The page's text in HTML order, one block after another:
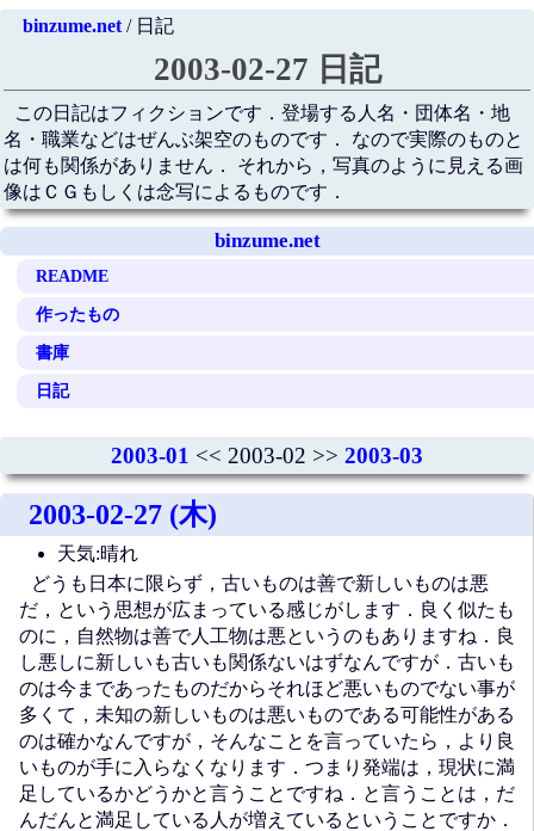
binzume.net/ 日記
2003-02-27 日記
この日記はフィクションです．登場する人名・団体名・地
名・職業などはぜんぶ架空のものです． なので実際のものと
は何も関係がありません． それから，写真のように見える画
像はＣＧもしくは念写によるものです．
binzume.net
README
作ったもの
書庫
日記
2003-01 << 2003-02 >> 2003-03
2003-02-27 (木)
天気:晴れ
どうも日本に限らず，古いものは善で新しいものは悪
だ，という思想が広まっている感じがします．良く似たも
のに，自然物は善で人工物は悪というのもありますね．良
し悪しに新しいも古いも関係ないはずなんですが．古いも
のは今まであったものだからそれほど悪いものでない事が
多くて，未知の新しいものは悪いものである可能性がある
のは確かなんですが，そんなことを言っていたら，より良
いものが手に入らなくなります．つまり発端は，現状に満
足しているかどうかと言うことですね．と言うことは，だ
んだんと満足している人が増えているということですか．